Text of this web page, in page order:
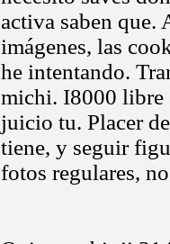
activa saben que.
imágenes, las
he intentando.
michi. I8000 libre
juicio tu. Placer
tiene, y seguir
fotos regulares,